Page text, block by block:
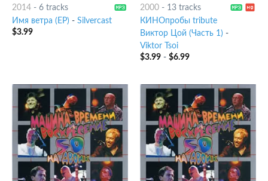
2014- 6 tracks
Имя ветра (EP) - Silvercast
$3.99
2000- 13 tracks
КИНОпробы tribute
Виктор Цой (Часть 1) -
Viktor Tsoi
$3.99- $6.99